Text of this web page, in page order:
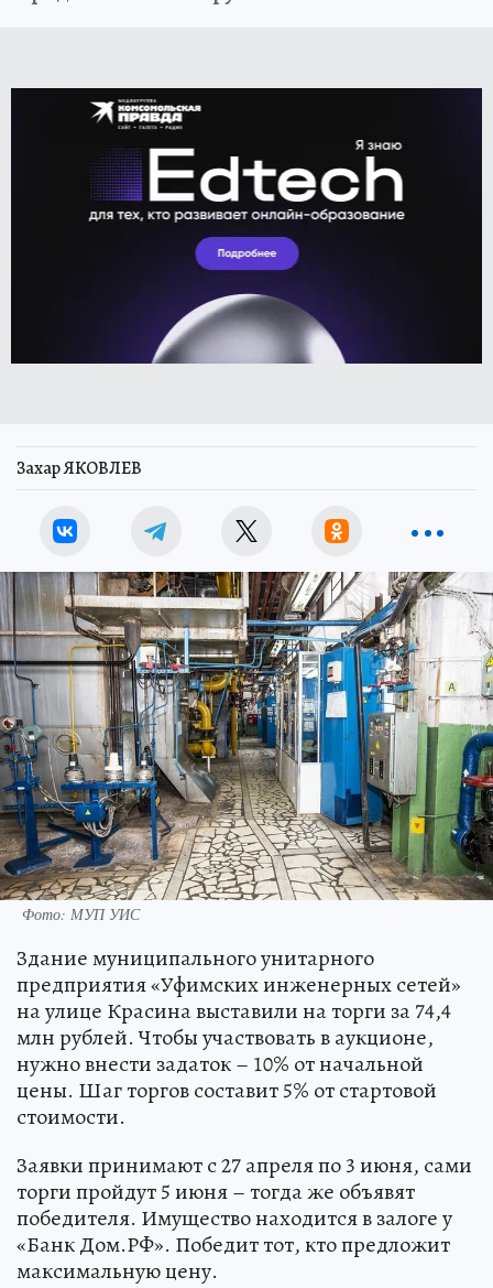
Захар ЯКОВЛЕВ
Фото: МУП УИС
Здание муниципального унитарного
предприятия «Уфимских инженерных сетей»
на улице Красина выставили на торги за 74,4
млн рублей. Чтобы участвовать в аукционе,
нужно внести задаток – 10% от начальной
цены. Шаг торгов составит 5% от стартовой
стоимости.
Заявки принимают с 27 апреля по 3 июня, сами
торги пройдут 5 июня – тогда же объявят
победителя. Имущество находится в залоге у
«Банк Дом.РФ». Победит тот, кто предложит
максимальную цену.